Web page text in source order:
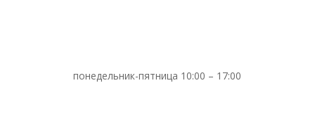
понедельник-пятница 10:00 – 17:00